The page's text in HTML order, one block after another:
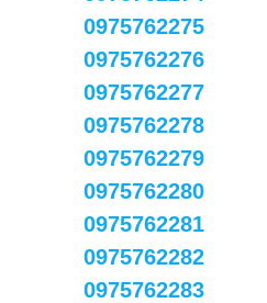
0975762275
0975762276
0975762277
0975762278
0975762279
0975762280
0975762281
0975762282
0975762283